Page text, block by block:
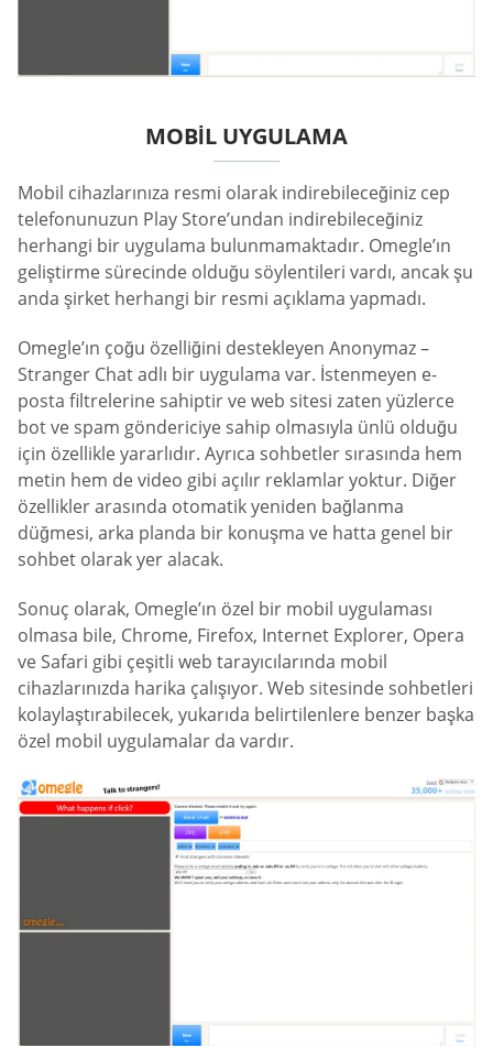
MOBIL UYGULAMA
Mobil cihazlarınıza resmi olarak indirebileceğiniz cep
telefonunuzun Play Store’undan indirebileceğiniz
herhangi bir uygulama bulunmamaktadır. Omegle’ın
geliştirme sürecinde olduğu söylentileri vardı, ancak şu
anda şirket herhangi bir resmi açıklama yapmadı.
Omegle’ın çoğu özelliğini destekleyen Anonymaz –
Stranger Chat adlı bir uygulama var. İstenmeyen e-
posta filtrelerine sahiptir ve web sitesi zaten yüzlerce
bot ve spam göndericiye sahip olmasıyla ünlü olduğu
için özellikle yararlıdır. Ayrıca sohbetler sırasında hem
metin hem de video gibi açılır reklamlar yoktur. Diğer
özellikler arasında otomatik yeniden bağlanma
düğmesi, arka planda bir konuşma ve hatta genel bir
sohbet olarak yer alacak.
Sonuç olarak, Omegle’ın özel bir mobil uygulaması
olmasa bile, Chrome, Firefox, Internet Explorer, Opera
ve Safari gibi çeşitli web tarayıcılarında mobil
cihazlarınızda harika çalışıyor. Web sitesinde sohbetleri
kolaylaştırabilecek, yukarıda belirtilenlere benzer başka
özel mobil uygulamalar da vardır.